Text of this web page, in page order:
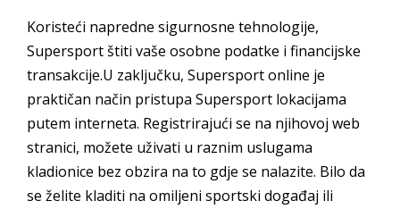
Koristeći napredne sigurnosne tehnologije,
Supersport štiti vaše osobne podatke i financijske
transakcije.U zaključku, Supersport online je
praktičan način pristupa Supersport lokacijama
putem interneta. Registrirajući se na njihovoj web
stranici, možete uživati u raznim uslugama
kladionice bez obzira na to gdje se nalazite. Bilo da
se želite kladiti na omiljeni sportski događaj ili